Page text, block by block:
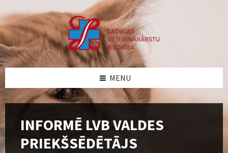
to
content
to
left
sidebar
to
right
sidebar
to
footer
MENU
INFORMĒ LVB VALDES
PRIEKŠSĒDĒTĀJS